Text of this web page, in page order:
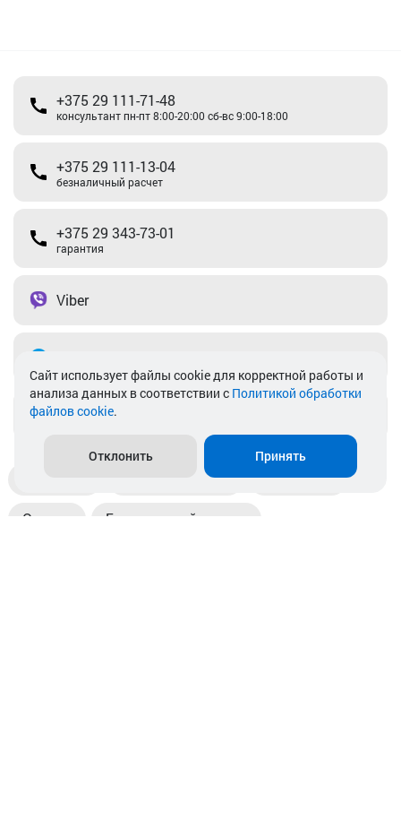
+375 29 111-71-48
консультант пн-пт 8:00-20:00 сб-вс 9:00-18:00
+375 29 111-13-04
безналичный расчет
+375 29 343-73-01
гарантия
Viber
info@akkamulik.by
Пункты выдачи Магазины
Оплата Безналичный расчет
Cайт использует файлы cookie для корректной работы и
анализа данных в соответствии с Политикой обработки
файлов cookie.
Отклонить Принять